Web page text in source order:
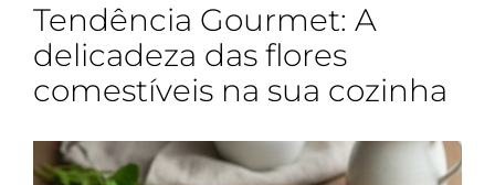
Tendência Gourmet: A
delicadeza das flores
comestíveis na sua cozinha